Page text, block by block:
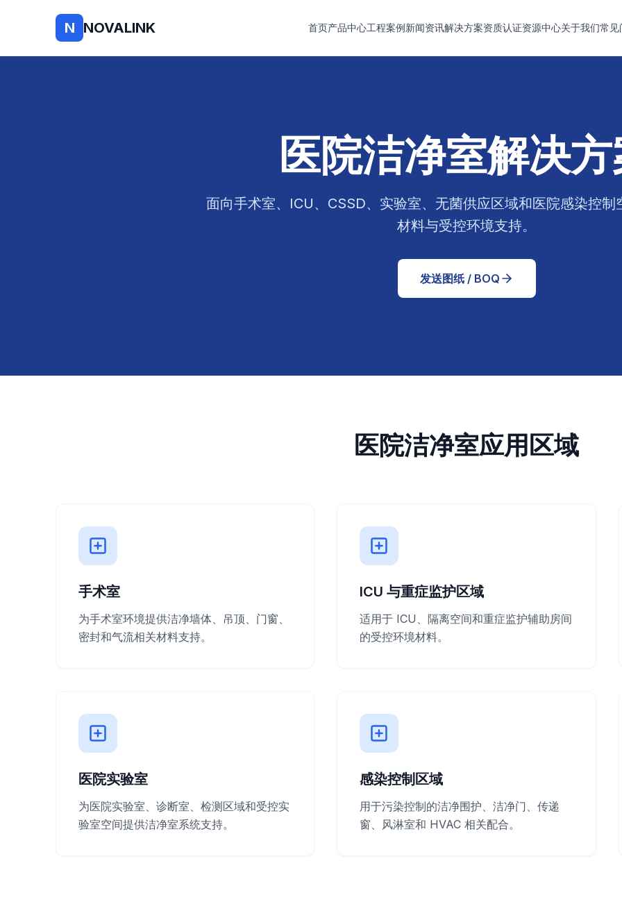
N NOVALINK 首页产品中心工程案例新闻资讯解决方案资质认证资源中心关于我们常见
医院洁净室解决
面向手术室、ICU、CSSD、实验室、无菌供应区域和医院感染控制
材料与受控环境支持。
发送图纸 / BOQ
医院洁净室应用区域
手术室
为手术室环境提供洁净墙体、吊顶、门窗、
密封和气流相关材料支持。
ICU 与重症监护区域
适用于 ICU、隔离空间和重症监护辅助房间
的受控环境材料。
医院实验室
为医院实验室、诊断室、检测区域和受控实
验室空间提供洁净室系统支持。
感染控制区域
用于污染控制的洁净围护、洁净门、传递
窗、风淋室和 HVAC 相关配合。